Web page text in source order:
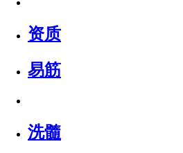
资质
易筋
洗髓